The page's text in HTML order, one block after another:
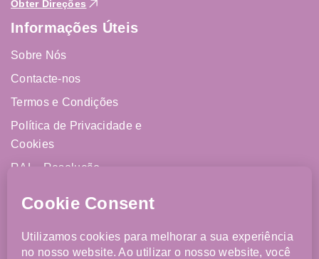
Obter Direções
Informações Úteis
Sobre Nós
Contacte-nos
Termos e Condições
Política de Privacidade e
Cookies
RAL - Resolução
Livro de Reclamações